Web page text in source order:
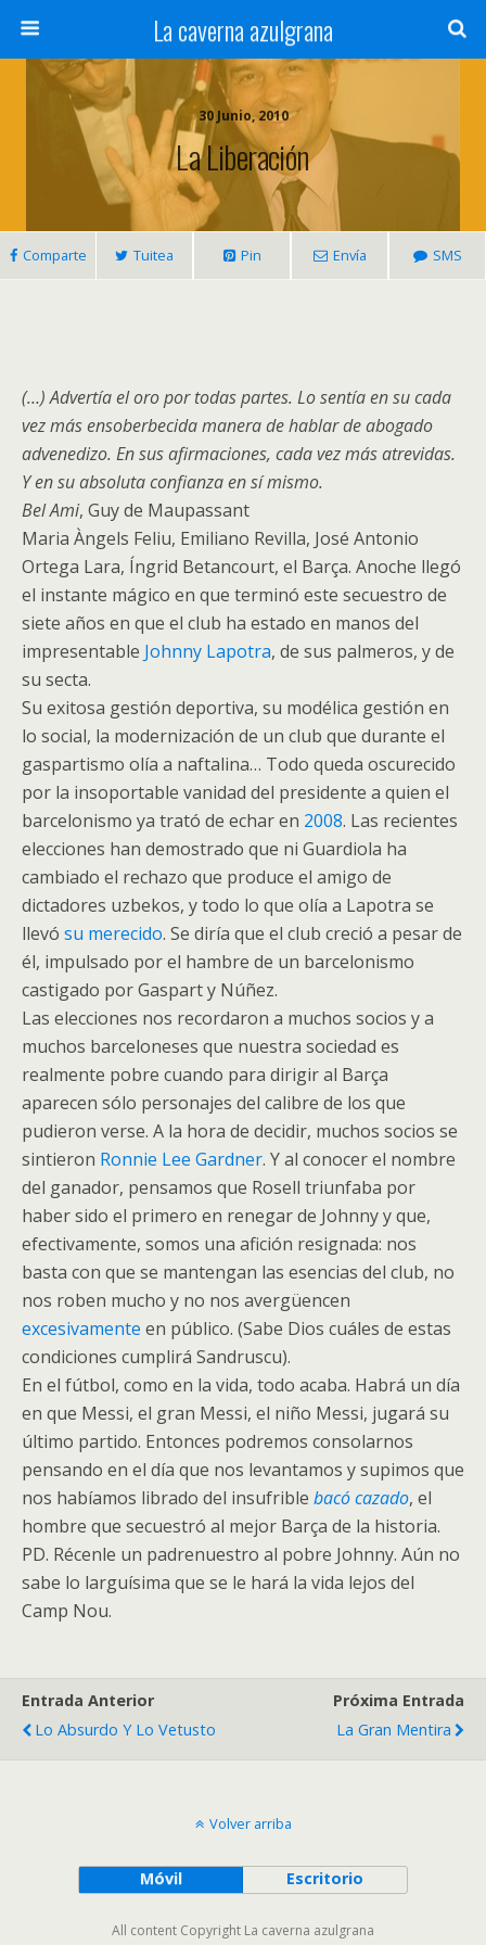
La caverna azulgrana
30 Junio, 2010
La Liberación
Comparte Tuitea Pin Envía SMS
(…) Advertía el oro por todas partes. Lo sentía en su cada
vez más ensoberbecida manera de hablar de abogado
advenedizo. En sus afirmaciones, cada vez más atrevidas.
Y en su absoluta confianza en sí mismo.
Bel Ami, Guy de Maupassant
Maria Àngels Feliu, Emiliano Revilla, José Antonio
Ortega Lara, Íngrid Betancourt, el Barça. Anoche llegó
el instante mágico en que terminó este secuestro de
siete años en que el club ha estado en manos del
impresentable Johnny Lapotra, de sus palmeros, y de
su secta.
Su exitosa gestión deportiva, su modélica gestión en
lo social, la modernización de un club que durante el
gaspartismo olía a naftalina… Todo queda oscurecido
por la insoportable vanidad del presidente a quien el
barcelonismo ya trató de echar en 2008. Las recientes
elecciones han demostrado que ni Guardiola ha
cambiado el rechazo que produce el amigo de
dictadores uzbekos, y todo lo que olía a Lapotra se
llevó su merecido. Se diría que el club creció a pesar de
él, impulsado por el hambre de un barcelonismo
castigado por Gaspart y Núñez.
Las elecciones nos recordaron a muchos socios y a
muchos barceloneses que nuestra sociedad es
realmente pobre cuando para dirigir al Barça
aparecen sólo personajes del calibre de los que
pudieron verse. A la hora de decidir, muchos socios se
sintieron Ronnie Lee Gardner. Y al conocer el nombre
del ganador, pensamos que Rosell triunfaba por
haber sido el primero en renegar de Johnny y que,
efectivamente, somos una afición resignada: nos
basta con que se mantengan las esencias del club, no
nos roben mucho y no nos avergüencen
excesivamente en público. (Sabe Dios cuáles de estas
condiciones cumplirá Sandruscu).
En el fútbol, como en la vida, todo acaba. Habrá un día
en que Messi, el gran Messi, el niño Messi, jugará su
último partido. Entonces podremos consolarnos
pensando en el día que nos levantamos y supimos que
nos habíamos librado del insufrible bacó cazado, el
hombre que secuestró al mejor Barça de la historia.
PD. Récenle un padrenuestro al pobre Johnny. Aún no
sabe lo larguísima que se le hará la vida lejos del
Camp Nou.
Entrada Anterior
Lo Absurdo Y Lo Vetusto
Próxima Entrada
La Gran Mentira
Volver arriba
Móvil Escritorio
All content Copyright La caverna azulgrana